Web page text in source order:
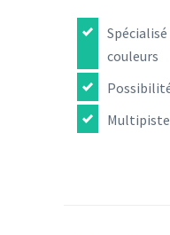
couleurs
Multipiste